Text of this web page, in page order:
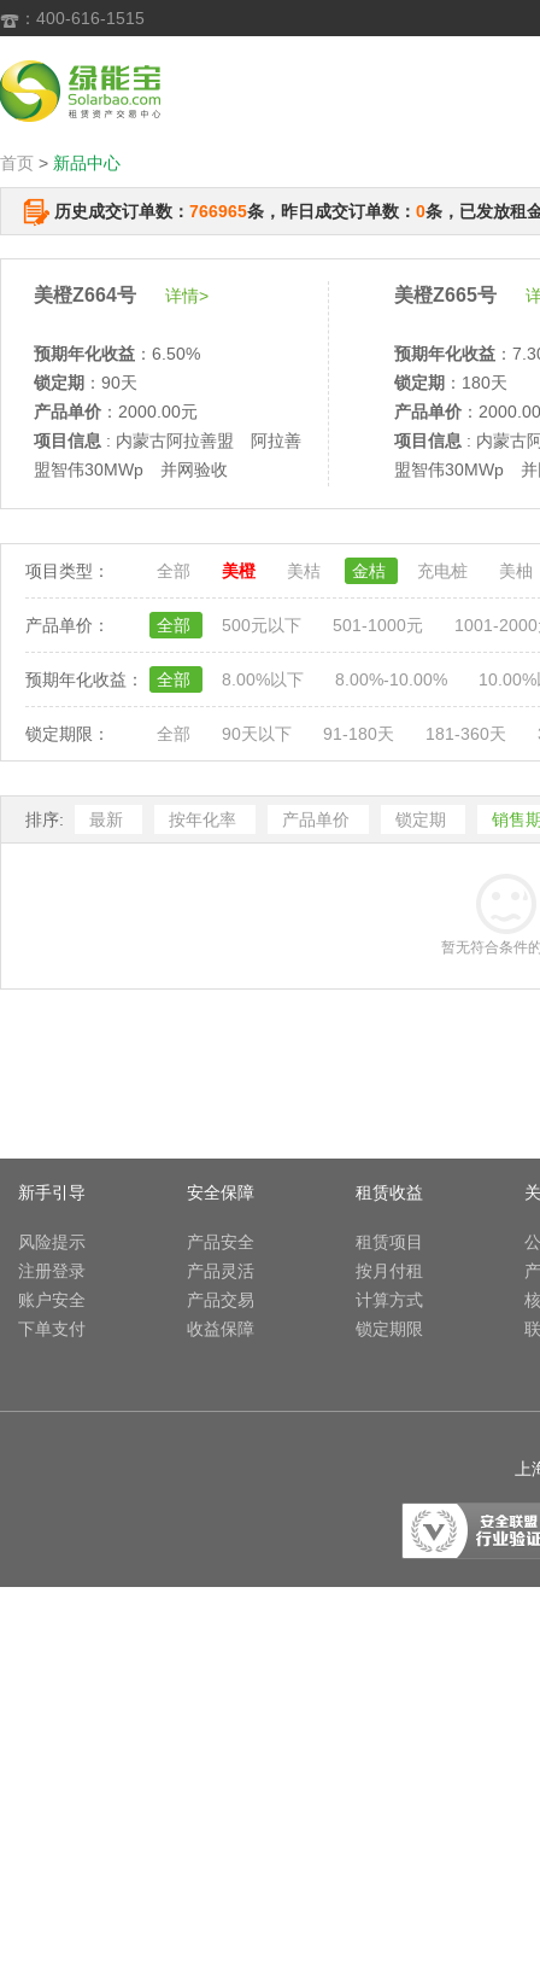
 ：400-616-1515
首页 > 新品中心
历史成交订单数： 766965条，昨日成交订单数： 0条，已发放租
美橙Z664号 详情>
预期年化收益 ：6.50%
锁定期 ：90天
产品单价 ：2000.00元
项目信息 : 内蒙古阿拉善盟 阿拉善
盟智伟30MWp 并网验收
美橙Z665号
预期年化收益 ：
锁定期 ：180天
产品单价 ：
项目信息 : 内蒙古
盟智伟30MWp 并
项目类型： 全部 美橙 美桔 金桔 充电桩 美柚
产品单价： 全部 500元以下 501-1000元 1001-
预期年化收益： 全部 8.00%以下 8.00%-10.00%
锁定期限： 全部 90天以下 91-180天 181-360天
排序: 最新 按年化率 产品单价 锁定期 销售
暂无符合条件
新手引导
风险提示
注册登录
账户安全
下单支付
安全保障
产品安全
产品灵活
产品交易
收益保障
租赁收益
租赁项目
按月付租
计算方式
锁定期限